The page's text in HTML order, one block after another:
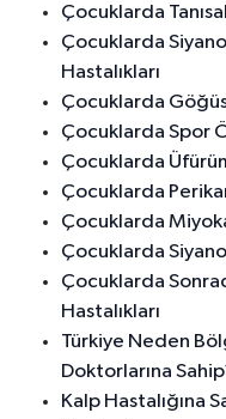
Çocuklarda
Çocuklarda
Hastalıkları
Çocuklarda Göğüs
Çocuklarda Spor
Çocuklarda
Çocuklarda
Çocuklarda
Çocuklarda
Çocuklarda
Hastalıkları
Türkiye Neden
Doktorlarına
Kalp Hastalığına